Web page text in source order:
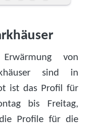
von
sind in
ist das Profil für
bis Freitag,
Profile für die